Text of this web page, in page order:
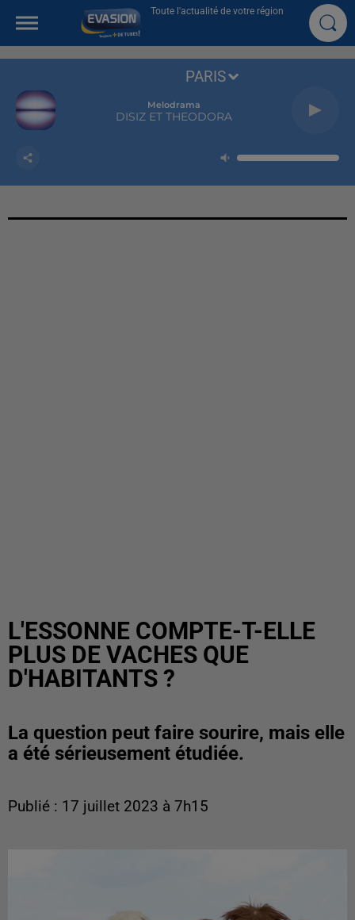
Toute l'actualité de votre région
Melodrama
DISIZ ET THEODORA
PARIS
L'ESSONNE COMPTE-T-ELLE
PLUS DE VACHES QUE
D'HABITANTS ?
La question peut faire sourire, mais elle
a été sérieusement étudiée.
Publié : 17 juillet 2023 à 7h15